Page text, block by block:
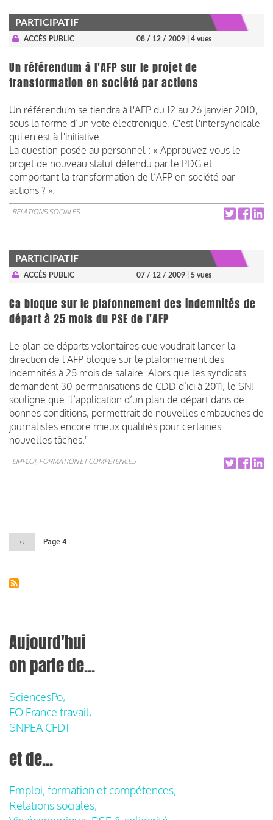
PARTICIPATIF
ACCÈS PUBLIC 08 / 12 / 2009 | 4 vues
Un référendum à l'AFP sur le projet de
transformation en société par actions
Un référendum se tiendra à l'AFP du 12 au 26 janvier 2010,
sous la forme d’un vote électronique. C'est l'intersyndicale
qui en est à l'initiative.
La question posée au personnel : « Approuvez-vous le
projet de nouveau statut défendu par le PDG et
comportant la transformation de l’AFP en société par
actions ? ».
RELATIONS SOCIALES
PARTICIPATIF
ACCÈS PUBLIC 07 / 12 / 2009 | 5 vues
Ca bloque sur le plafonnement des indemnités de
départ à 25 mois du PSE de l'AFP
Le plan de départs volontaires que voudrait lancer la
direction de l'AFP bloque sur le plafonnement des
indemnités à 25 mois de salaire. Alors que les syndicats
demandent 30 permanisations de CDD d’ici à 2011, le SNJ
souligne que "l’application d’un plan de départ dans de
bonnes conditions, permettrait de nouvelles embauches de
journalistes encore mieux qualifiés pour certaines
nouvelles tâches."
EMPLOI, FORMATION ET COMPÉTENCES
Page
précédente
‹‹ Page 4
Aujourd'hui
on parle de...
SciencesPo,
FO France travail,
SNPEA CFDT
et de...
Emploi, formation et compétences,
Relations sociales,